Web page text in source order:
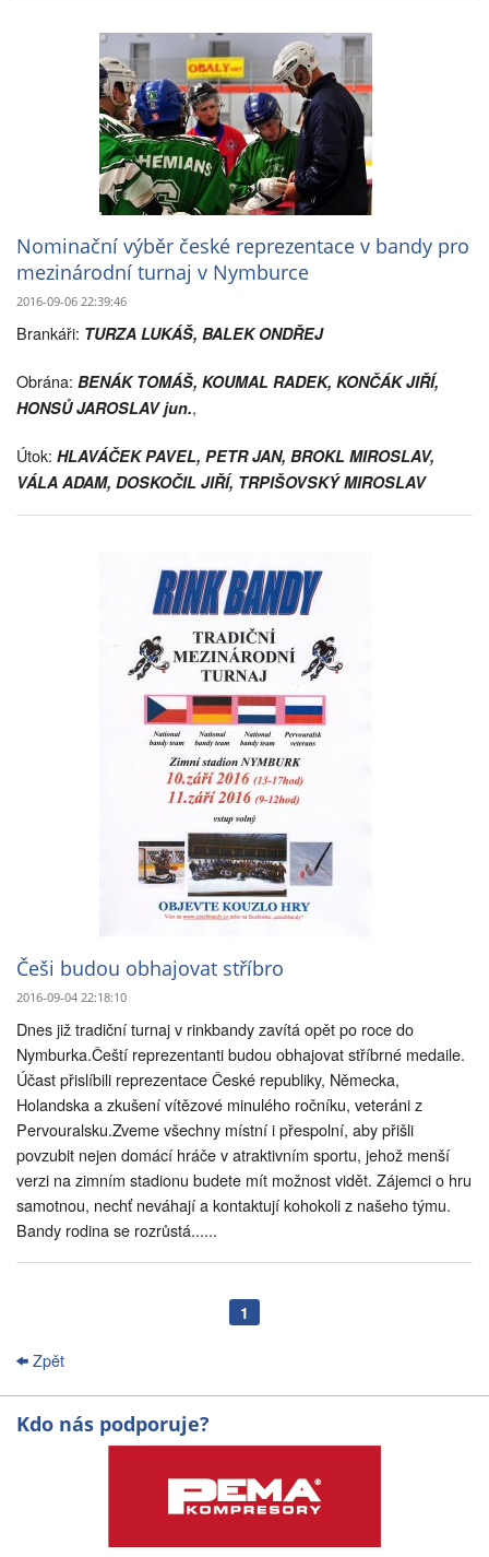
Nominační výběr české reprezentace v bandy pro
mezinárodní turnaj v Nymburce
2016-09-06 22:39:46
Brankáři: TURZA LUKÁŠ, BALEK ONDŘEJ
Obrána: BENÁK TOMÁŠ, KOUMAL RADEK, KONČÁK JIŘÍ,
HONSŮ JAROSLAV jun.,
Útok: HLAVÁČEK PAVEL, PETR JAN, BROKL MIROSLAV,
VÁLA ADAM, DOSKOČIL JIŘÍ, TRPIŠOVSKÝ MIROSLAV
Češi budou obhajovat stříbro
2016-09-04 22:18:10
Dnes již tradiční turnaj v rinkbandy zavítá opět po roce do
Nymburka.Čeští reprezentanti budou obhajovat stříbrné medaile.
Účast přislíbili reprezentace České republiky, Německa,
Holandska a zkušení vítězové minulého ročníku, veteráni z
Pervouralsku.Zveme všechny místní i přespolní, aby přišli
povzubit nejen domácí hráče v atraktivním sportu, jehož menší
verzi na zimním stadionu budete mít možnost vidět. Zájemci o hru
samotnou, nechť neváhají a kontaktují kohokoli z našeho týmu.
Bandy rodina se rozrůstá......
1
Zpět
Kdo nás podporuje?